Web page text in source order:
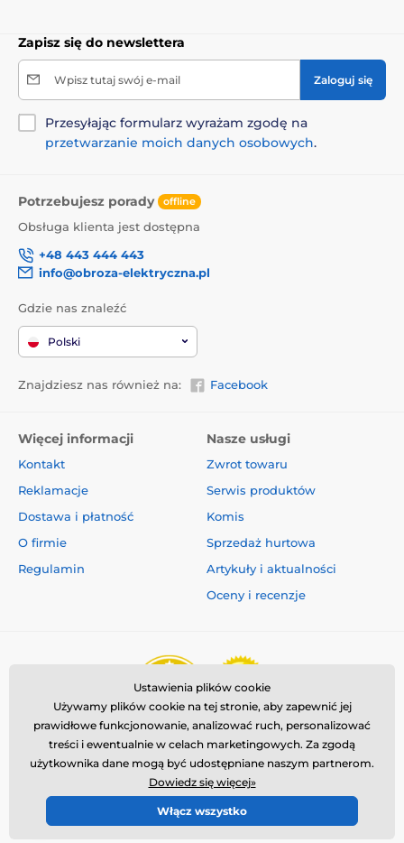
Zapisz się do newslettera
Wpisz tutaj swój e-mail Zaloguj się
Przesyłając formularz wyrażam zgodę na
przetwarzanie moich danych osobowych.
Potrzebujesz porady offline
Obsługa klienta jest dostępna
+48 443 444 443
info@obroza-elektryczna.pl
Gdzie nas znaleźć
Polski
Znajdziesz nas również na: Facebook
Więcej informacji
Kontakt
Reklamacje
Dostawa i płatność
O firmie
Regulamin
Nasze usługi
Zwrot towaru
Serwis produktów
Komis
Sprzedaż hurtowa
Artykuły i aktualności
Oceny i recenzje
© 2026 www.reedog.pl ⦁ Utworzono e-sklep
Ustawienia plików cookie
Używamy plików cookie na tej stronie, aby zapewnić jej
prawidłowe funkcjonowanie, analizować ruch, personalizować
treści i ewentualnie w celach marketingowych. Za zgodą
użytkownika dane mogą być udostępniane naszym partnerom.
Dowiedz się więcej»
Włącz wszystko